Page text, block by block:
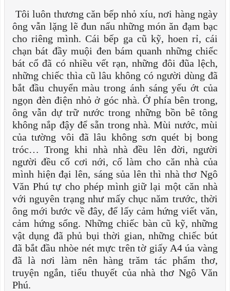
Tôi luôn thương căn bếp nhỏ xíu, nơi hàng ngày
ông vẫn lặng lẽ đun nấu những món ăn đạm bạc
cho riêng mình. Cái bếp ga cũ kỹ, hoen rỉ, cái
chạn bát đầy muội đen bám quanh những chiếc
bát cổ đã có nhiều vết rạn, những đôi đũa lệch,
những chiếc thìa cũ lâu không có người dùng đã
bắt đầu chuyển màu trong ánh sáng yếu ớt của
ngọn đèn điện nhỏ ở góc nhà. Ở phía bên trong,
ông vẫn dự trữ nước trong những bồn bê tông
không nắp đậy để sẵn trong nhà. Mùi nước, mùi
của tường vôi đã lâu không sơn quét bị bong
tróc… Trong khi nhà nhà đều lên đời, người
người đều cố cơi nới, cố làm cho căn nhà của
mình hiện đại lên, sáng sủa lên thì nhà thơ Ngô
Văn Phú tự cho phép mình giữ lại một căn nhà
với nguyên trạng như mấy chục năm trước, thời
ông mới bước về đây, để lấy cảm hứng viết văn,
cảm hứng sống. Những chiếc bàn cũ kỹ, những
vật dụng đã phủ bụi thời gian, những chiếc bút
đã bắt đầu nhòe nét mực trên tờ giấy A4 úa vàng
đã là nơi làm nên hàng trăm tác phẩm thơ,
truyện ngắn, tiểu thuyết của nhà thơ Ngô Văn
Phú.